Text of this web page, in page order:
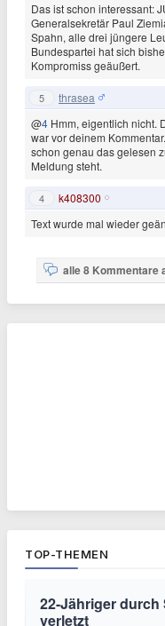
Das ist schon interessant:
Generalsekretär Paul
Spahn, alle drei jüngere
Bundespartei hat sich
Kompromiss geäußert.
5 thrasea
@4 Hmm, eigentlich nicht.
war vor deinem
schon genau das gelesen
Meldung steht.
4 k408300
Text wurde mal wieder
alle 8 Kommentare
TOP-THEMEN
22-Jähriger
verletzt